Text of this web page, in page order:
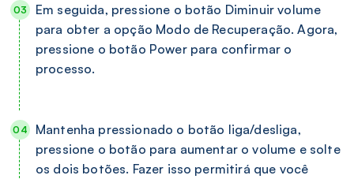
Em seguida, pressione o botão Diminuir volume
para obter a opção Modo de Recuperação. Agora,
pressione o botão Power para confirmar o
processo.
Mantenha pressionado o botão liga/desliga,
pressione o botão para aumentar o volume e solte
os dois botões. Fazer isso permitirá que você